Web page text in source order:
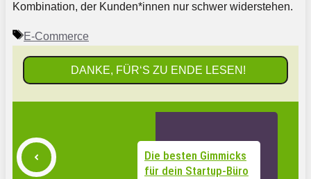
Kombination, der Kunden*innen nur schwer widerstehen.
Schlagwörter
E-Commerce
DANKE, FÜR‘S ZU ENDE LESEN!
Die besten Gimmicks
für dein Startup-Büro